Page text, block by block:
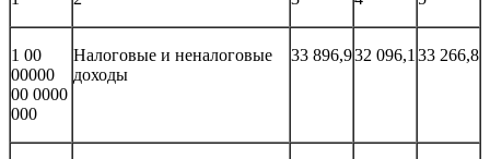
1 00
00000
00 0000
000
Налоговые и неналоговые
доходы
33 896,932 096,1 33 266,8